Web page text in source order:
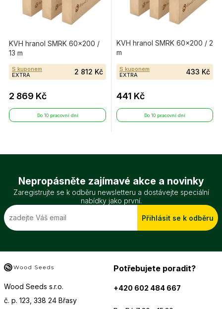
KVH hranol SMRK 60×200 /
13 m
S kuponem
EXTRA
2 812 Kč
2 869 Kč
Do 10 pracovní dní
KVH hranol SMRK 60×200 / 2
m
S kuponem
EXTRA
433 Kč
441 Kč
Do 10 pracovní dní
Nepropásněte zajímavé akce a novinky
Zaregistrujte se k odběru newsletteru a dostávejte speciální
nabídky jako první.
Přihlásit se k odběru
Wood Seeds s.r.o.
č. p. 123, 338 24 Břasy
Potřebujete poradit?
+420 602 484 667